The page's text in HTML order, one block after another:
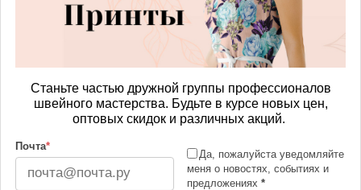
Получить доступ к оптовым ценам
485.00 руб
В корзину
Изменить масштаб
Купить в 1 клик
Станьте частью дружной группы профессионалов
швейного мастерства. Будьте в курсе новых цен,
оптовых скидок и различных акций.
Почта*
Да, пожалуйста уведомляйте
меня о новостях, событиях и
предложениях *